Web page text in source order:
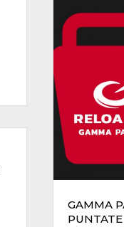
GAMMA
PUNTATE